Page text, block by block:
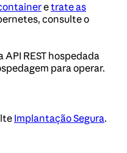
etrate as
consulte o
API REST hospedada
para operar.
Implantação Segura.